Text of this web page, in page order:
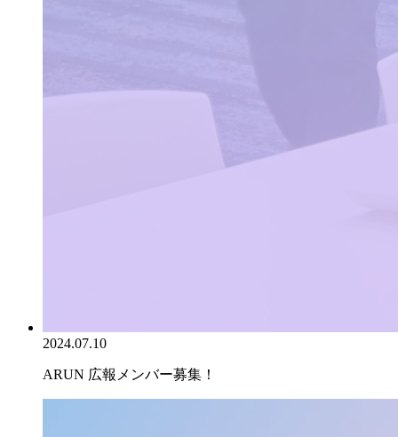
2024.07.10
ARUN 広報メンバー募集！